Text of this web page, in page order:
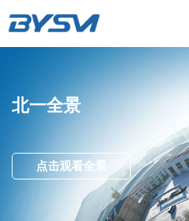
北一全景
点击观看全景